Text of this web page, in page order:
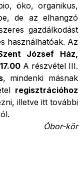
öko, organikus,
de az elhangzó
gazdálkodást
használhatóak. Az
József Ház,
A részvétel III.
, mindenki másnak
regisztrációhoz
, illetve itt további
Óbor-kör